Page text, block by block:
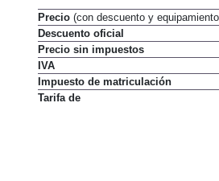
Precio (con descuento y
Descuento oficial
Precio sin impuestos
IVA
Impuesto de matriculación
Tarifa de